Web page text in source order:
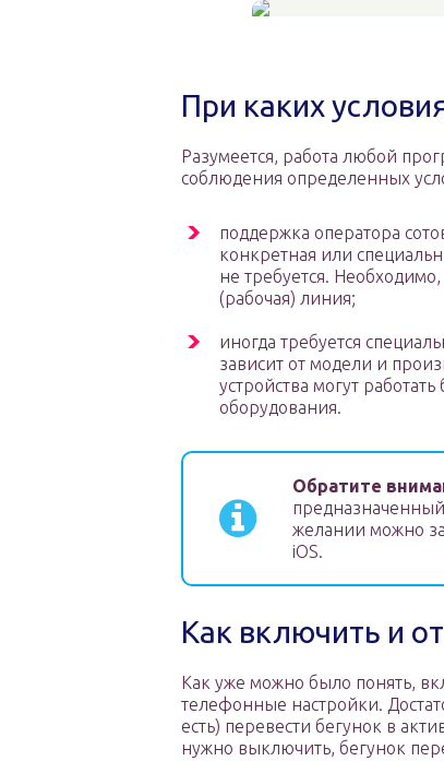
При каких
Разумеется, работа любой
соблюдения определенных
поддержка оператора
конкретная или
не требуется.
(рабочая) линия;
иногда требуется
зависит от модели и
устройства могут
оборудования.
Обратите
желании можно
iOS.
Как включить и
Как уже можно было понять,
телефонные настройки.
есть) перевести бегунок в
нужно выключить, бегунок